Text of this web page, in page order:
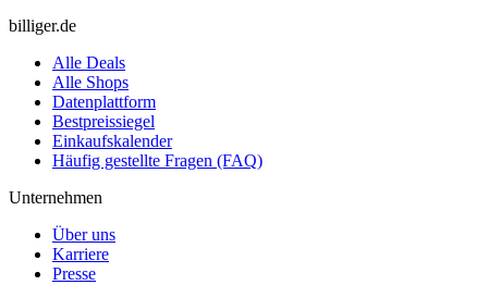
billiger.de
Alle Deals
Alle Shops
Datenplattform
Bestpreissiegel
Einkaufskalender
Häufig gestellte Fragen (FAQ)
Unternehmen
Über uns
Karriere
Presse